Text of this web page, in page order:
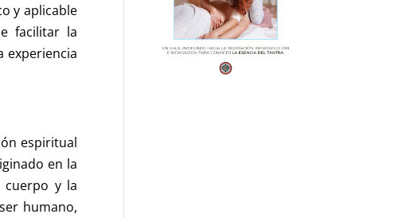
y aplicable
facilitar la
experiencia
espiritual
en la
cuerpo y la
humano,